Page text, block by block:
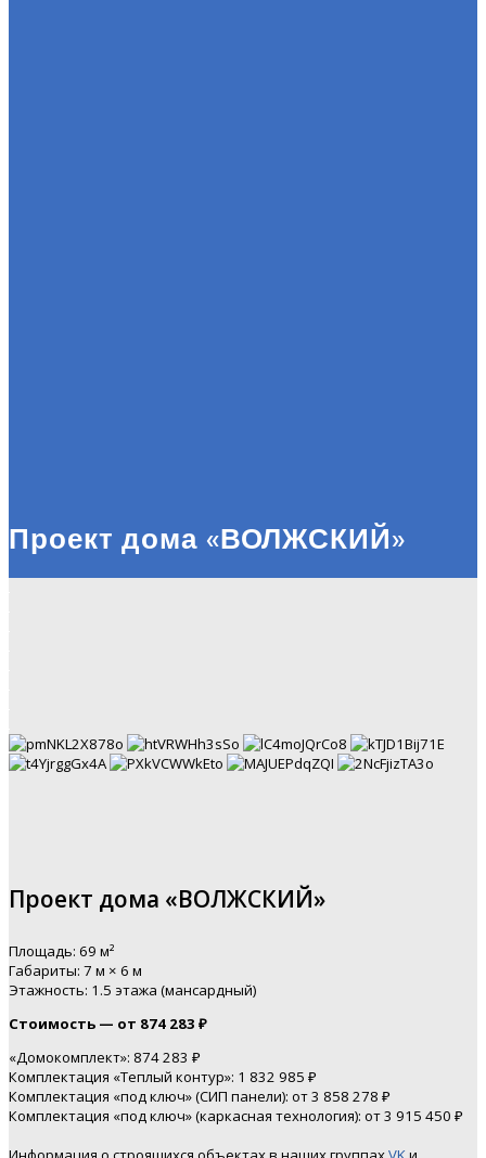
Проект дома «ВОЛЖСКИЙ»
Проект дома «ВОЛЖСКИЙ»
Площадь: 69 м²
Габариты: 7 м × 6 м
Этажность: 1.5 этажа (мансардный)
Стоимость — от 874 283 ₽
«Домокомплект»: 874 283 ₽
Комплектация «Теплый контур»: 1 832 985 ₽
Комплектация «под ключ» (СИП панели): от 3 858 278 ₽
Комплектация «под ключ» (каркасная технология): от 3 915 450 ₽